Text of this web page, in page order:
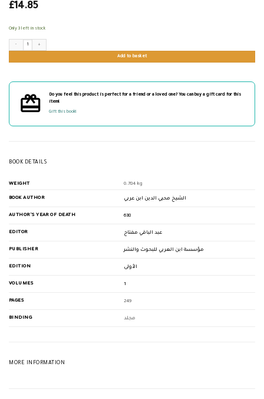
£14.85
Only 3 left in stock
Add to basket
Do you feel this product is perfect for a friend or a loved one? You can buy a gift card for this
item!
Gift this book!
BOOK DETAILS
WEIGHT 0.784 kg
BOOK AUTHOR الشيخ محيي الدين ابن عربي
AUTHOR'S YEAR OF DEATH 638
EDITOR عبد الباقي مفتاح
PUBLISHER مؤسسة ابن العربي للبحوث والنشر
EDITION الأولى
VOLUMES 1
PAGES 249
BINDING مجلد
MORE INFORMATION